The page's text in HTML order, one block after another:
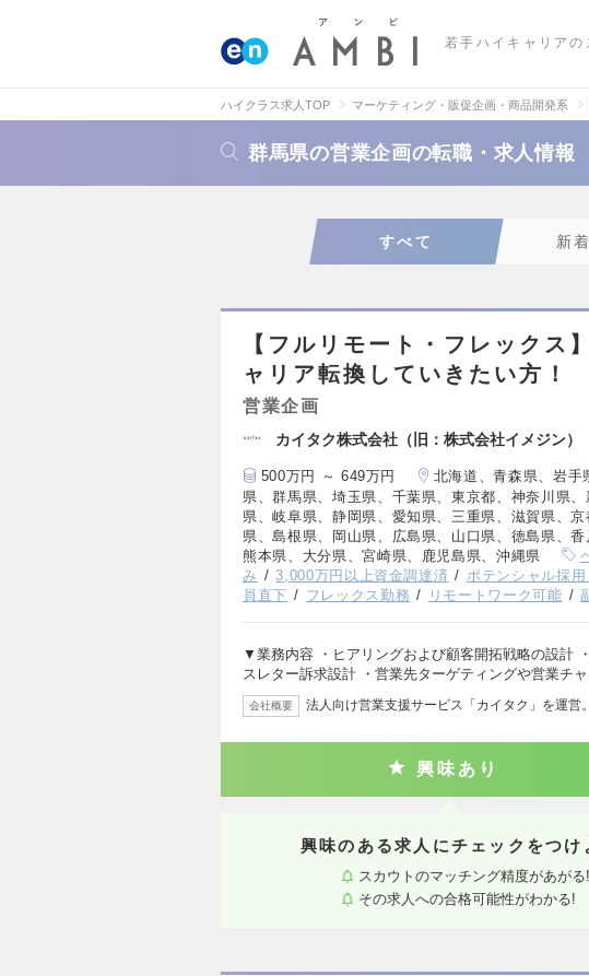
若手ハイキャリアの
ハイクラス求人TOP マーケティング・販促企画・商品開発系
群馬県の営業企画の転職・求人情報
すべて 新
【フルリモート・フレックス
ャリア転換していきたい方！
営業企画
カイタク株式会社（旧：株式会社イメジン）
500万円 ～ 649万円
北海道、青森県、岩手
県、群馬県、埼玉県、千葉県、東京都、神奈川県
県、岐阜県、静岡県、愛知県、三重県、滋賀県、
県、島根県、岡山県、広島県、山口県、徳島県、
熊本県、大分県、宮崎県、鹿児島県、沖縄県
み
3,000万円以上資金調達済 ポテンシャル採用
員直下
フレックス勤務 リモートワーク可能
▼業務内容 ・ヒアリングおよび顧客開拓戦略の設計
スレター訴求設計 ・営業先ターゲティングや営業チ
会社概要 法人向け営業支援サービス「カイタク」を運営。
興味あり
興味のある求人にチェックをつけ
スカウトのマッチング精度があがる!
その求人への合格可能性がわかる!